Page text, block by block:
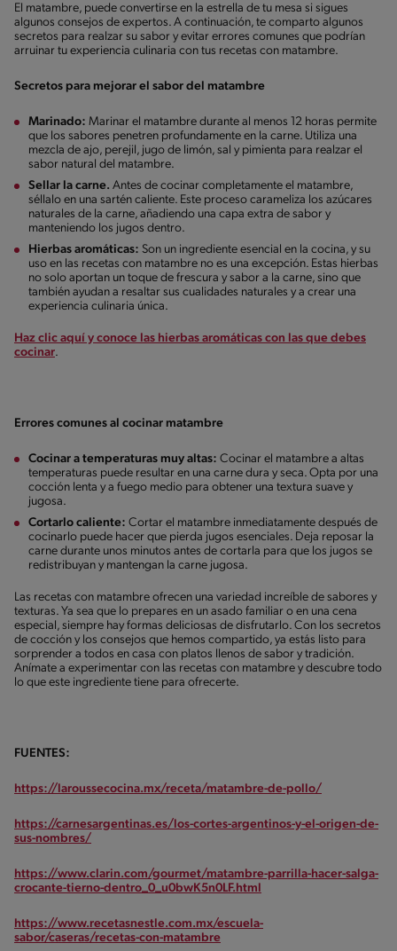
El matambre, puede convertirse en la estrella de tu mesa si sigues
algunos consejos de expertos. A continuación, te comparto algunos
secretos para realzar su sabor y evitar errores comunes que podrían
arruinar tu experiencia culinaria con tus recetas con matambre.
Secretos para mejorar el sabor del matambre
Marinado: Marinar el matambre durante al menos 12 horas permite
que los sabores penetren profundamente en la carne. Utiliza una
mezcla de ajo, perejil, jugo de limón, sal y pimienta para realzar el
sabor natural del matambre.
Sellar la carne. Antes de cocinar completamente el matambre,
séllalo en una sartén caliente. Este proceso carameliza los azúcares
naturales de la carne, añadiendo una capa extra de sabor y
manteniendo los jugos dentro.
Hierbas aromáticas: Son un ingrediente esencial en la cocina, y su
uso en las recetas con matambre no es una excepción. Estas hierbas
no solo aportan un toque de frescura y sabor a la carne, sino que
también ayudan a resaltar sus cualidades naturales y a crear una
experiencia culinaria única.
Haz clic aquí y conoce las hierbas aromáticas con las que debes
cocinar.
Errores comunes al cocinar matambre
Cocinar a temperaturas muy altas: Cocinar el matambre a altas
temperaturas puede resultar en una carne dura y seca. Opta por una
cocción lenta y a fuego medio para obtener una textura suave y
jugosa.
Cortarlo caliente: Cortar el matambre inmediatamente después de
cocinarlo puede hacer que pierda jugos esenciales. Deja reposar la
carne durante unos minutos antes de cortarla para que los jugos se
redistribuyan y mantengan la carne jugosa.
Las recetas con matambre ofrecen una variedad increíble de sabores y
texturas. Ya sea que lo prepares en un asado familiar o en una cena
especial, siempre hay formas deliciosas de disfrutarlo. Con los secretos
de cocción y los consejos que hemos compartido, ya estás listo para
sorprender a todos en casa con platos llenos de sabor y tradición.
Anímate a experimentar con las recetas con matambre y descubre todo
lo que este ingrediente tiene para ofrecerte.
FUENTES:
https://laroussecocina.mx/receta/matambre-de-pollo/
https://carnesargentinas.es/los-cortes-argentinos-y-el-origen-de-
sus-nombres/
https://www.clarin.com/gourmet/matambre-parrilla-hacer-salga-
crocante-tierno-dentro_0_u0bwK5n0LF.html
https://www.recetasnestle.com.mx/escuela-
sabor/caseras/recetas-con-matambre